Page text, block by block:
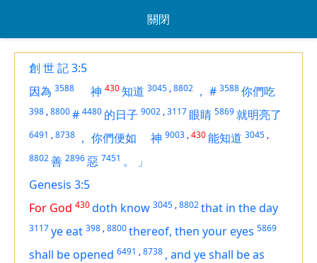
關閉
創 世 記 3:5
因為 3588 神 430知道 3045 ,8802 ， # 3588你們吃
398 ,8800# 4480 的日子 9002 ,3117 眼睛 5869就明亮了
6491 ,8738 ， 你們便如 神 9003 ,430能知道 3045 ,
8802善 2896惡 7451 。
」
Genesis 3:5
For God 430doth know 3045 ,8802that in the day
3117ye eat 398 ,8800thereof, then your eyes 5869
shall be opened 6491 ,8738 , and ye shall be as